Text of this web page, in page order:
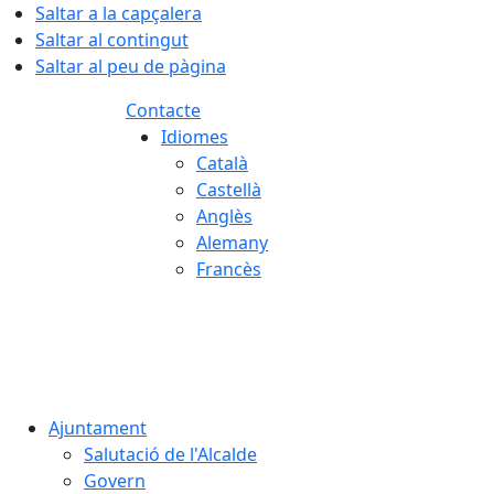
Saltar a la capçalera
Saltar al contingut
Saltar al peu de pàgina
Contacte
Idiomes
Català
Castellà
Anglès
Alemany
Francès
Ajuntament
Salutació de l'Alcalde
Govern